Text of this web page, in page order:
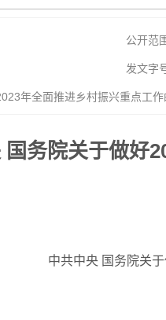
公开范
发文字
年全面推进乡村振兴重点工作
国务院关于做好
中共中央 国务院关